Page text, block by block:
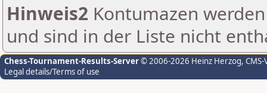
Hinweis2 Kontumazen
und sind in der Liste nicht
Chess-Tournament-Results-Server© 2006-2026 Heinz Herzog,
Legal details/Terms of use